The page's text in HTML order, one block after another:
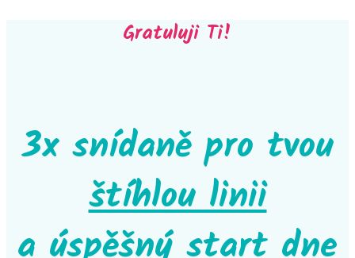
Gratuluji Ti!
3x snídaně pro tvou
štíhlou linii